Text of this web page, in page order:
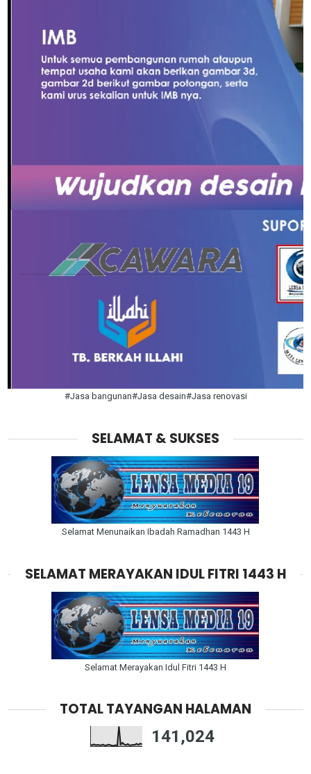
#Jasa bangunan#Jasa desain#Jasa renovasi
SELAMAT & SUKSES
Selamat Menunaikan Ibadah Ramadhan 1443 H
SELAMAT MERAYAKAN IDUL FITRI 1443 H
Selamat Merayakan Idul Fitri 1443 H
TOTAL TAYANGAN HALAMAN
141,024